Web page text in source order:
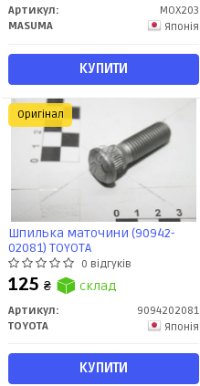
Артикул:
MOX203
MASUMA
Японія
КУПИТИ
Шпилька маточини (90942-
02081) TOYOTA
0 відгуків
125 ₴ склад
Артикул:
9094202081
TOYOTA
Японія
КУПИТИ
Оригінал